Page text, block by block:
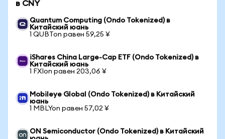
в CNY
Quantum Computing (Ondo Tokenized) в
Китайский юань
1 QUBTon равен 59,25 ¥
iShares China Large-Cap ETF (Ondo Tokenized) в
Китайский юань
1 FXIon равен 203,06 ¥
Mobileye Global (Ondo Tokenized) в Китайский
юань
1 MBLYon равен 57,02 ¥
ON Semiconductor (Ondo Tokenized) в Китайский